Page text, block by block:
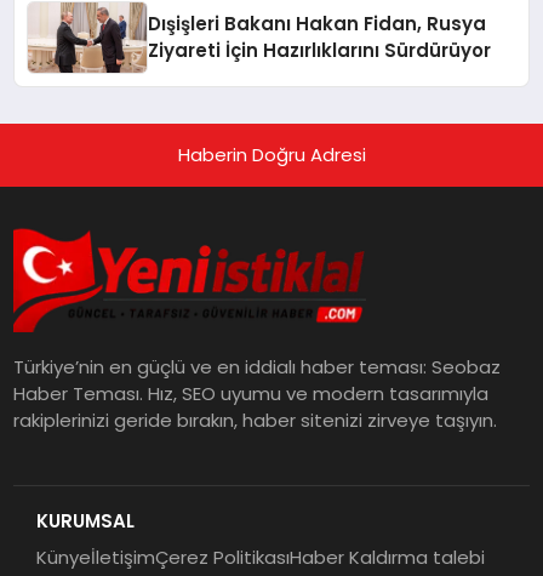
Dışişleri Bakanı Hakan Fidan, Rusya
Ziyareti İçin Hazırlıklarını Sürdürüyor
Haberin Doğru Adresi
Türkiye’nin en güçlü ve en iddialı haber teması: Seobaz
Haber Teması. Hız, SEO uyumu ve modern tasarımıyla
rakiplerinizi geride bırakın, haber sitenizi zirveye taşıyın.
KURUMSAL
KünyeİletişimÇerez PolitikasıHaber Kaldırma talebi